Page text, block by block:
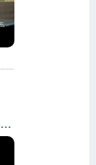
Игровой компьютер Intеl...